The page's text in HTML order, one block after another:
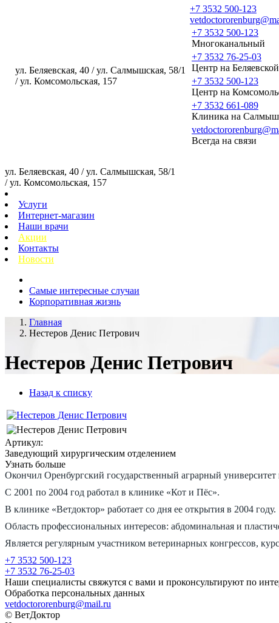
ул. Беляевская, 40 / ул. Салмышская, 58/1
/ ул. Комсомольская, 157
+7 3532 500-123
+7 3532 500-123
Многоканальный
+7 3532 76-25-03
Центр на Беляевской
+7 3532 500-123
Центр на
+7 3532 661-089
Клиника на
Всегда на связи
ул. Беляевская, 40 / ул. Салмышская, 58/1
/ ул. Комсомольская, 157
Услуги
Интернет-магазин
Наши врачи
Акции
Контакты
Новости
Самые интересные случаи
Корпоративная жизнь
Главная
Нестеров Денис Петрович
Нестеров Денис Петрович
Назад к списку
Артикул:
Заведующий хирургическим отделением
Узнать больше
Окончил Оренбургский государственный аграрный университет
С 2001 по 2004 год работал в клинике «Кот и Пёс».
В клинике «Ветдоктор» работает со дня ее открытия в 2004 году.
Область профессиональных интересов: абдоминальная и
Является регулярным участником ветеринарных конгрессов,
+7 3532 500-123
+7 3532 76-25-03
Наши специалисты свяжутся с вами и проконсультируют по
Обработка персональных данных
vetdoctororenburg@mail.ru
© ВетДоктор